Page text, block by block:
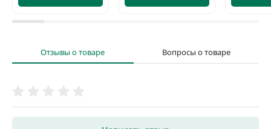
Отзывы о товаре Вопросы о товаре